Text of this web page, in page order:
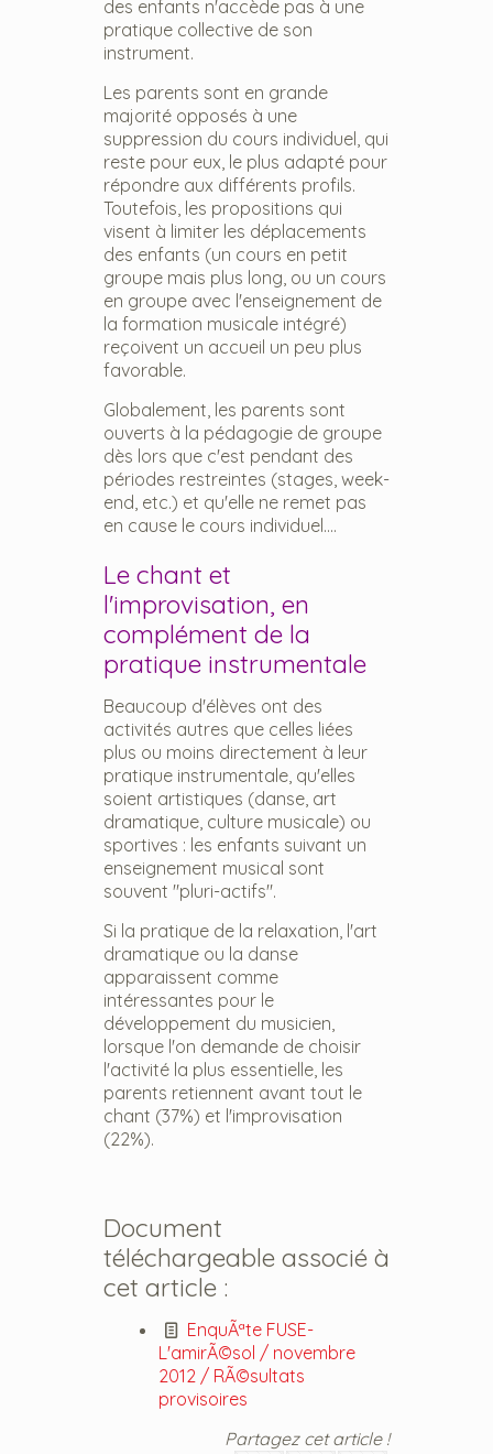
des enfants n'accède pas à une
pratique collective de son
instrument.
Les parents sont en grande
majorité opposés à une
suppression du cours individuel, qui
reste pour eux, le plus adapté pour
répondre aux différents profils.
Toutefois, les propositions qui
visent à limiter les déplacements
des enfants (un cours en petit
groupe mais plus long, ou un cours
en groupe avec l'enseignement de
la formation musicale intégré)
reçoivent un accueil un peu plus
favorable.
Globalement, les parents sont
ouverts à la pédagogie de groupe
dès lors que c'est pendant des
périodes restreintes (stages, week-
end, etc.) et qu'elle ne remet pas
en cause le cours individuel....
Le chant et
l'improvisation, en
complément de la
pratique instrumentale
Beaucoup d'élèves ont des
activités autres que celles liées
plus ou moins directement à leur
pratique instrumentale, qu'elles
soient artistiques (danse, art
dramatique, culture musicale) ou
sportives : les enfants suivant un
enseignement musical sont
souvent "pluri-actifs".
Si la pratique de la relaxation, l'art
dramatique ou la danse
apparaissent comme
intéressantes pour le
développement du musicien,
lorsque l'on demande de choisir
l'activité la plus essentielle, les
parents retiennent avant tout le
chant (37%) et l'improvisation
(22%).
Document
téléchargeable associé à
cet article :
EnquÃªte FUSE-
L'amirÃ©sol / novembre
2012 / RÃ©sultats
provisoires
Partagez cet article !